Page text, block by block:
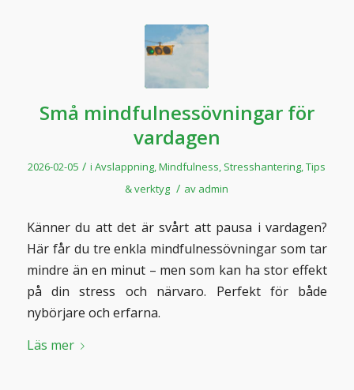
Små mindfulnessövningar för
vardagen
2026-02-05 / iAvslappning,Mindfulness, Stresshantering,Tips
& verktyg / av admin
Känner du att det är svårt att pausa i vardagen?
Här får du tre enkla mindfulnessövningar som tar
mindre än en minut – men som kan ha stor effekt
på din stress och närvaro. Perfekt för både
nybörjare och erfarna.
Läs mer